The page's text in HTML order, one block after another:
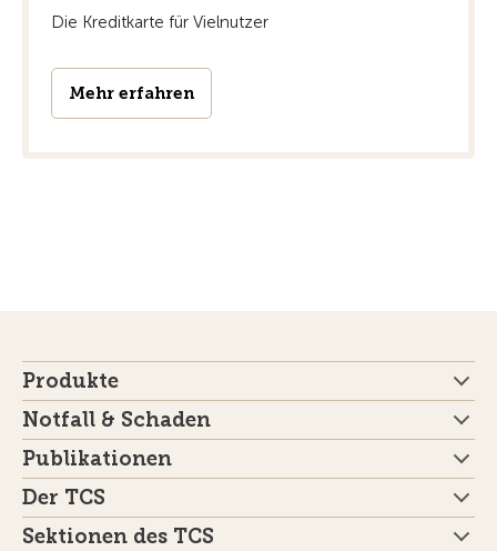
Die Kreditkarte für Vielnutzer
Mehr erfahren
Produkte
Notfall & Schaden
Publikationen
Der TCS
Sektionen des TCS